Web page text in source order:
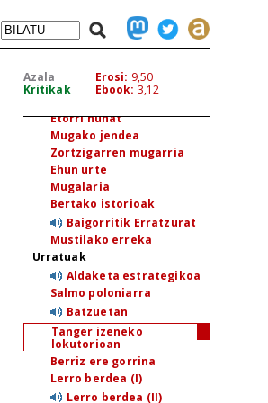
Azala
Kritikak
Erosi: 9,50
Ebook: 3,12
Mugaldean
Etorri hunat
Mugako jendea
Zortzigarren mugarria
Ehun urte
Mugalaria
Bertako istorioak
Baigorritik Erratzurat
Mustilako erreka
Urratuak
Aldaketa estrategikoa
Salmo poloniarra
Batzuetan
Tanger izeneko
lokutorioan
Berriz ere gorrina
Lerro berdea (I)
Lerro berdea (II)